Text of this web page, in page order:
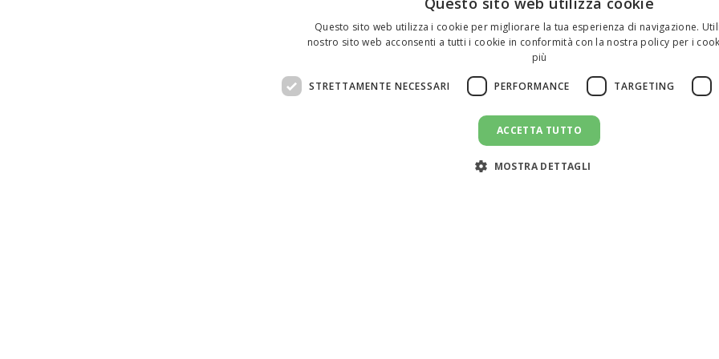
Questo sito web utilizza i cookie per migliorare la tua esperienza di navigazione.
nostro sito web acconsenti a tutti i cookie in conformità con la nostra policy per i
più
STRETTAMENTE NECESSARI PERFORMANCE TARGETING
ACCETTA TUTTO
MOSTRA DETTAGLI